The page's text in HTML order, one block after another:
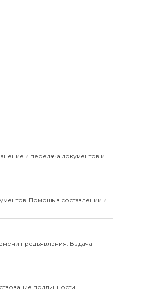
и передача документов и
Помощь в составлении и
предъявления. Выдача
подлинности